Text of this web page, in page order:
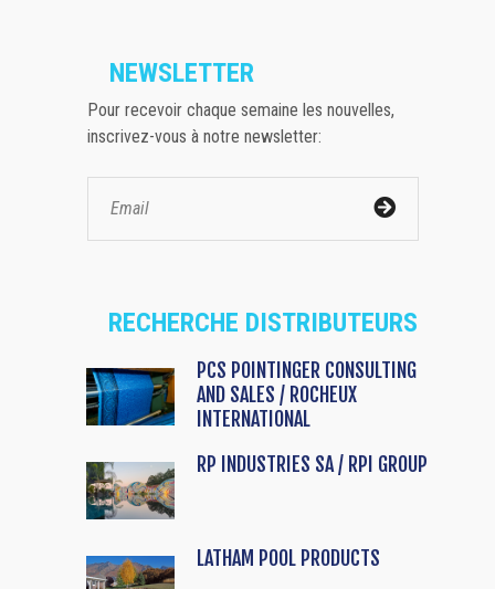
NEWSLETTER
Pour recevoir chaque semaine les nouvelles,
inscrivez-vous à notre newsletter:
RECHERCHE DISTRIBUTEURS
PCS POINTINGER CONSULTING
AND SALES / ROCHEUX
INTERNATIONAL
RP INDUSTRIES SA / RPI GROUP
LATHAM POOL PRODUCTS